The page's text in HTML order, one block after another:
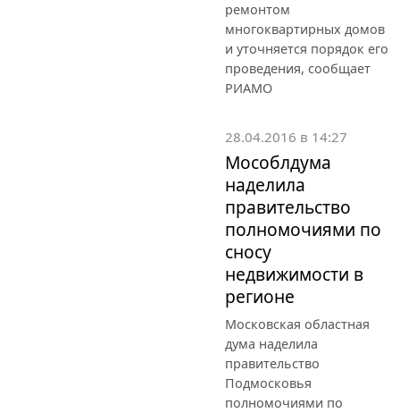
ремонтом
многоквартирных домов
и уточняется порядок его
проведения, сообщает
РИАМО
28.04.2016 в 14:27
Мособлдума
наделила
правительство
полномочиями по
сносу
недвижимости в
регионе
Московская областная
дума наделила
правительство
Подмосковья
полномочиями по